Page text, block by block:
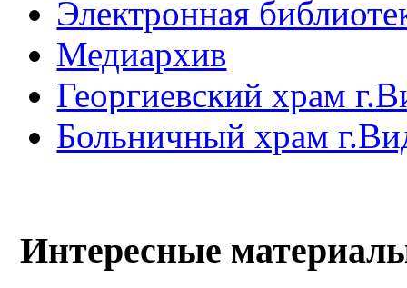
Электронная
Медиархив
Георгиевский храм
Больничный храм
Интересные